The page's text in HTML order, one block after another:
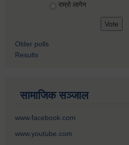
राम्रो लागेन
Older polls
Results
सामाजिक सञ्जाल
www.facebook.com
www.youtube.com